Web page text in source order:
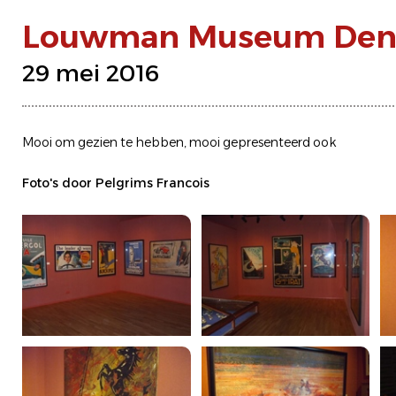
Louwman Museum
29 mei 2016
Mooi om gezien te hebben, mooi gepresenteerd ook
Foto's door Pelgrims Francois